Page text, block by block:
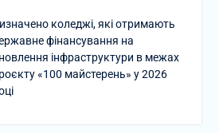
коледжі, які отримають
фінансування на
інфраструктури в межах
«100 майстерень» у 2026